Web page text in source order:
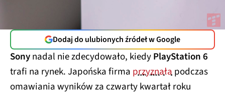
Dodaj do ulubionych źródeł w Google
Sonynadal nie zdecydowało, kiedyPlayStation 6
trafi na rynek. Japońska firma przyznałapodczas
omawiania wyników za czwarty kwartał roku